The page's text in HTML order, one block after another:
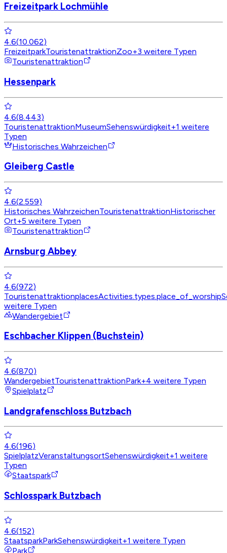
Freizeitpark Lochmühle
4.6(10.062)
FreizeitparkTouristenattraktionZoo+3 weitere Typen
Touristenattraktion
Hessenpark
4.6(8.443)
TouristenattraktionMuseumSehenswürdigkeit+1 weitere
Typen
Historisches Wahrzeichen
Gleiberg Castle
4.6(2.559)
Historisches WahrzeichenTouristenattraktionHistorischer
Ort+5 weitere Typen
Touristenattraktion
Arnsburg Abbey
4.6(972)
TouristenattraktionplacesActivities.types.place_of_worship
weitere Typen
Wandergebiet
Eschbacher Klippen (Buchstein)
4.6(870)
WandergebietTouristenattraktionPark+4 weitere Typen
Spielplatz
Landgrafenschloss Butzbach
4.6(196)
SpielplatzVeranstaltungsortSehenswürdigkeit+1 weitere
Typen
Staatspark
Schlosspark Butzbach
4.6(152)
StaatsparkParkSehenswürdigkeit+1 weitere Typen
Park